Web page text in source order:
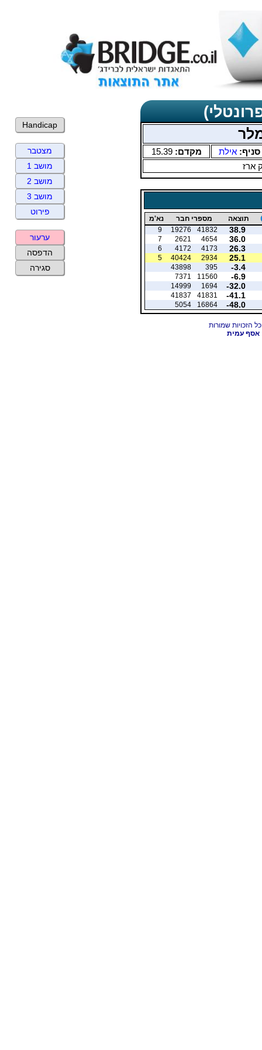
סניף:אילת מקדם:15.39
ארז
תוצאה מספרי חבר נא'מ
38.9
41832
19276
9
36.0
4654
2621
7
26.3
4173
4172
6
25.1
2934
40424
5
-3.4
395
43898
-6.9
11560
7371
-32.0
1694
14999
-41.1
41831
41837
-48.0
16864
5054
אסף עמית
Handicap
מצטבר
מושב 1
מושב 2
מושב 3
פירוט
ערעור
הדפסה
סגירה